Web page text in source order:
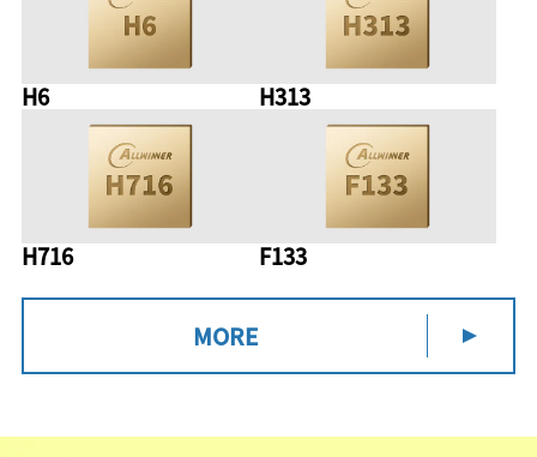
H6 H313
H716 F133
MORE